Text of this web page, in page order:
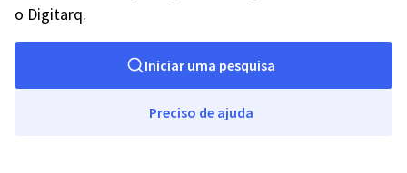
o Digitarq.
Iniciar uma pesquisa
Preciso de ajuda